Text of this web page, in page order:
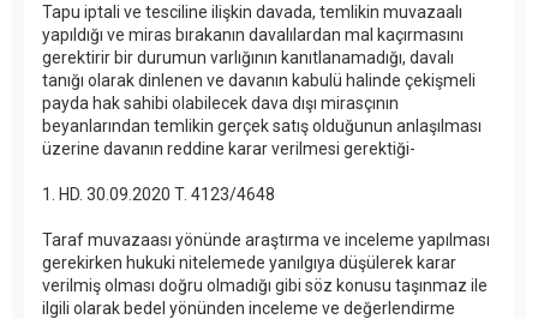
Tapu iptali ve tesciline ilişkin davada, temlikin muvazaalı
yapıldığı ve miras bırakanın davalılardan mal kaçırmasını
gerektirir bir durumun varlığının kanıtlanamadığı, davalı
tanığı olarak dinlenen ve davanın kabulü halinde çekişmeli
payda hak sahibi olabilecek dava dışı mirasçının
beyanlarından temlikin gerçek satış olduğunun anlaşılması
üzerine davanın reddine karar verilmesi gerektiği-
1. HD. 30.09.2020 T. 4123/4648
Taraf muvazaası yönünde araştırma ve inceleme yapılması
gerekirken hukuki nitelemede yanılgıya düşülerek karar
verilmiş olması doğru olmadığı gibi söz konusu taşınmaz ile
ilgili olarak bedel yönünden inceleme ve değerlendirme